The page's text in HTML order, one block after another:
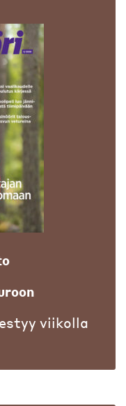
viikolla